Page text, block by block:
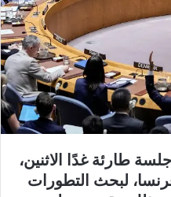
طارئة غدًا الاثنين،
لبحث التطورات